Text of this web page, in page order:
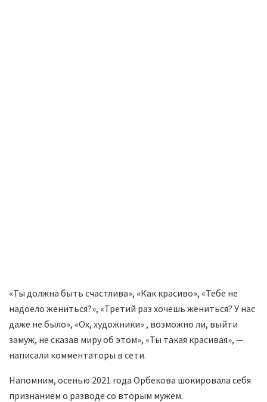
«Ты должна быть счастлива», «Как красиво», «Тебе не
надоело жениться?», «Третий раз хочешь жениться? У нас
даже не было», «Ох, художники» , возможно ли, выйти
замуж, не сказав миру об этом», «Ты такая красивая», —
написали комментаторы в сети.
Напомним, осенью 2021 года Орбекова шокировала себя
признанием о разводе со вторым мужем.